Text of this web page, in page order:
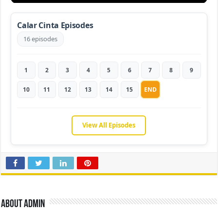
Calar Cinta Episodes
16 episodes
1 2 3 4 5 6 7 8 9
10 11 12 13 14 15 END
View All Episodes
About admin